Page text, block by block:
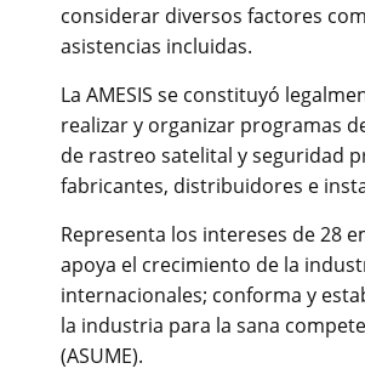
considerar diversos factores
asistencias incluidas.
La AMESIS se constituyó
realizar y organizar programas
de rastreo satelital y seguridad
fabricantes, distribuidores e
Representa los intereses de 28
apoya el crecimiento de la
internacionales; conforma y
la industria para la sana
(ASUME).